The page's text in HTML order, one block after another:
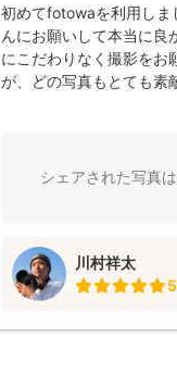
初めてfotowaを利用しま
んにお願いして本当に良
にこだわりなく撮影をお
が、どの写真もとても素
ました。 また、写真の
います。本当にありが
シェアされた写真
川村祥太
5